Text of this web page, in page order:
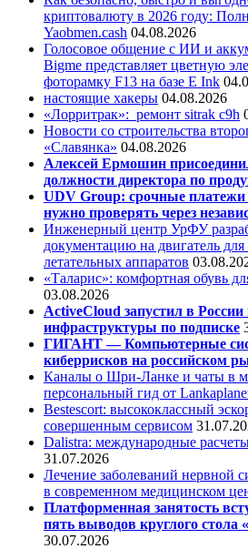
криптовалюту в 2026 году:
Yaobmen.cash 04.08.2026
Голосовое общение с ИИ и
Bigme представляет цветную
фоторамку F13 на базе E Ink
настоящие хакеры 04.08.2026
«Лорритрак»: ремонт sitrak c9h
Новости со строительства
«Славянка» 04.08.2026
Алексей Ермошин
должности директора по
UDV Group: срочные платежи
нужно проверять через
Инженерный центр УрФУ
документацию на двигатель
летательных аппаратов
«Таларис»: комфортная обувь
03.08.2026
ActiveCloud запустил в
инфраструктуры по подписке
ГИГАНТ — Компьютерные
киберрисков на российском
Каналы о Шри-Ланке и чаты в
персональный гид от
Bestescort: высококлассный
совершенным сервисом
Dalistra: международные
31.07.2026
Лечение заболеваний нервной
в современном медицинском
Платформенная занятость
пять выводов круглого стола
30.07.2026